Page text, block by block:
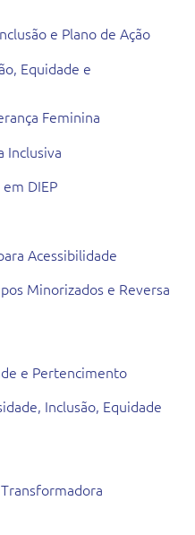
e Plano de Ação
Equidade e
Feminina
Inclusiva
DIEP
Acessibilidade
Minorizados e Reversa
e Pertencimento
Inclusão, Equidade